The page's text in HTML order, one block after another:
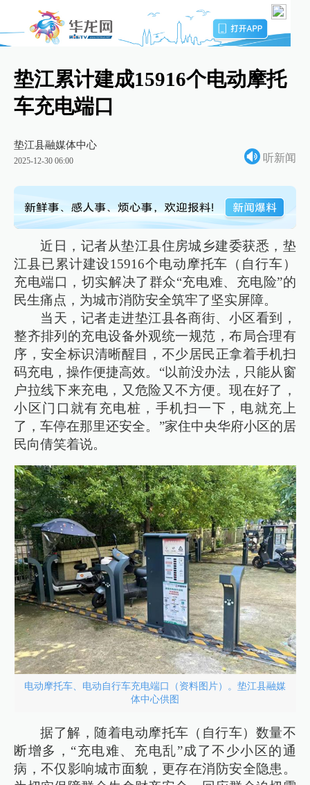
垫江累计建成15916个电动摩托
车充电端口
垫江县融媒体中心
2025-12-30 06:00 听新闻
近日，记者从垫江县住房城乡建委获悉，垫
江县已累计建设15916个电动摩托车（自行车）
充电端口，切实解决了群众“充电难、充电险”的
民生痛点，为城市消防安全筑牢了坚实屏障。
当天，记者走进垫江县各商街、小区看到，
整齐排列的充电设备外观统一规范，布局合理有
序，安全标识清晰醒目，不少居民正拿着手机扫
码充电，操作便捷高效。“以前没办法，只能从窗
户拉线下来充电，又危险又不方便。现在好了，
小区门口就有充电桩，手机扫一下，电就充上
了，车停在那里还安全。”家住中央华府小区的居
民向倩笑着说。
电动摩托车、电动自行车充电端口（资料图片）。垫江县融媒
体中心供图
据了解，随着电动摩托车（自行车）数量不
断增多，“充电难、充电乱”成了不少小区的通
病，不仅影响城市面貌，更存在消防安全隐患。